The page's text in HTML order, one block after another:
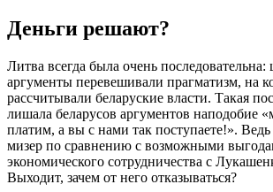
Деньги решают?
Литва всегда была очень
аргументы перевешивали прагматизм, на
рассчитывали беларуские власти. Такая
лишала беларусов аргументов наподобие
платим, а вы с нами так поступаете!».
мизер по сравнению с возможными
экономического сотрудничества с
Выходит, зачем от него отказываться?